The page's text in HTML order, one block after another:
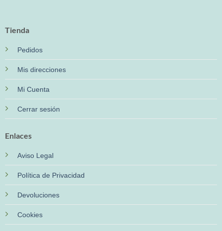
Tienda
Pedidos
Mis direcciones
Mi Cuenta
Cerrar sesión
Enlaces
Aviso Legal
Política de Privacidad
Devoluciones
Cookies